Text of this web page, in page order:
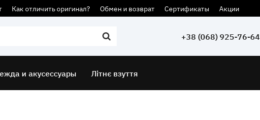
Как отличить оригинал? Обмен и возврат Сертификаты Акции
+38 (068) 925-76-64
и акусессуары Літнє взуття